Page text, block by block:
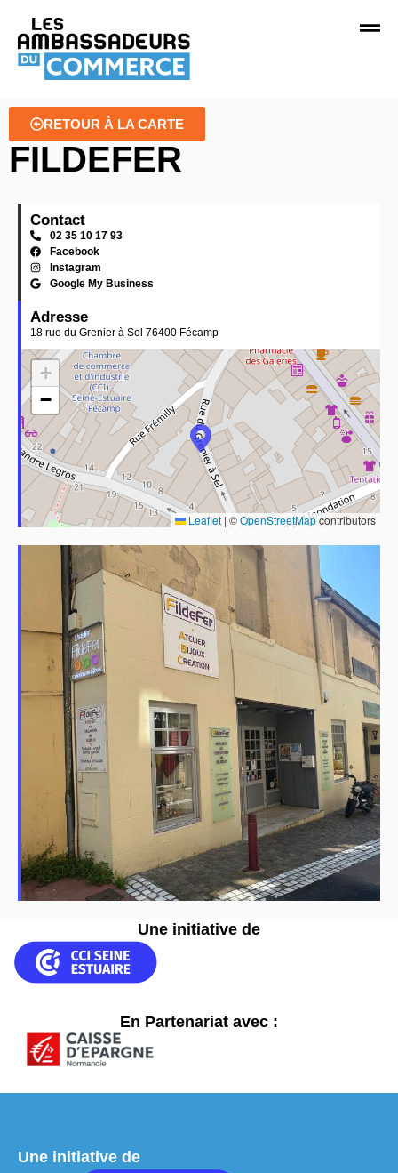
RETOUR À LA CARTE
FILDEFER
Contact
02 35 10 17 93
Facebook
Instagram
Google My Business
Adresse
18 rue du Grenier à Sel 76400 Fécamp
+
−
Leaflet | ©OpenStreetMapcontributors
Une initiative de
En Partenariat avec :
Une initiative de